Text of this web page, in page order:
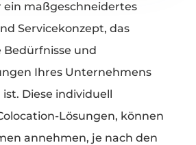
maßgeschneidertes
Servicekonzept, das
Bedürfnisse und
Ihres Unternehmens
Diese individuell
Lösungen, können
annehmen, je nach den